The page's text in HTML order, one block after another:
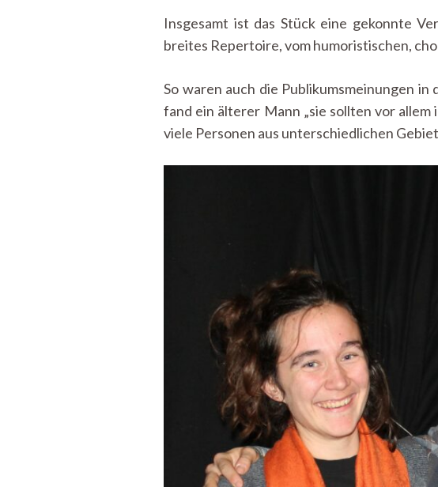
Insgesamt ist das Stück eine gekonnte
breites Repertoire, vom humoristischen,
So waren auch die Publikumsmeinungen
fand ein älterer Mann „sie sollten vor
viele Personen aus unterschiedlichen